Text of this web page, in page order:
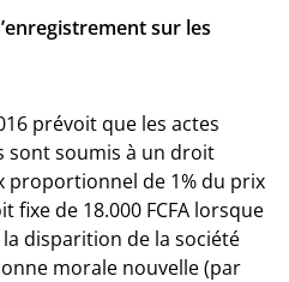
sur les
prévoit que les actes
sont soumis à un droit
proportionnel de 1% du prix
fixe de 18.000 FCFA lorsque
disparition de la société
morale nouvelle (par